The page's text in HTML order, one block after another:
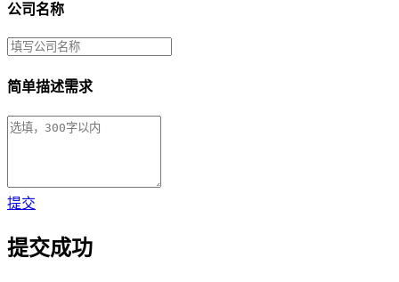
公司名称
简单描述需求
提交
提交成功